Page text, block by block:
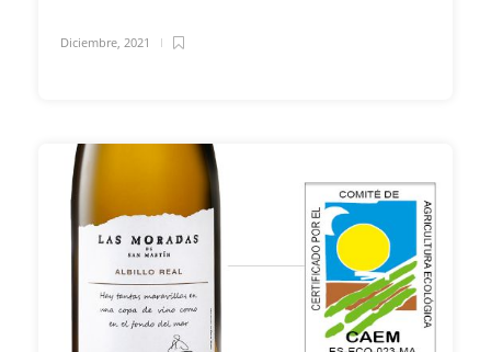
Diciembre, 2021